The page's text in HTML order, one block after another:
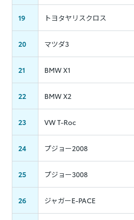
19 トヨタヤリスクロス
20 マツダ3
21 BMW X1
22 BMW X2
23 VW T-Roc
24 プジョー2008
25 プジョー3008
26 ジャガーE-PACE